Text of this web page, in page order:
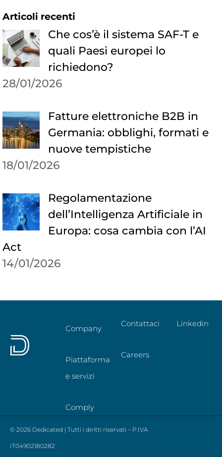
Articoli recenti
Che cos’è il sistema SAF-T e
quali Paesi europei lo
richiedono?
28/01/2026
Fatture elettroniche B2B in
Germania: obblighi, formati e
nuove tempistiche
18/01/2026
Regolamentazione
dell’Intelligenza Artificiale in
Europa: cosa cambia con l’AI
Act
14/01/2026
Company
Piattaforma
e servizi
Comply
Contattaci
Careers
Linkedin
© 2026 Dedicated | Tutti i diritti riservati – P.IVA
IT04902180282